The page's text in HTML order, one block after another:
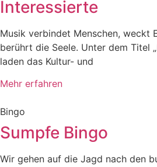
Interessierte
Musik verbindet Menschen, weckt
berührt die Seele. Unter dem Titel
laden das Kultur- und
Mehr erfahren
Bingo
Sumpfe Bingo
Wir gehen auf die Jagd nach den